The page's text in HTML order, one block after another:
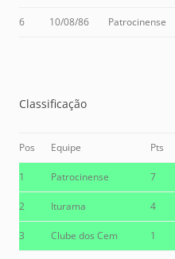
6 10/08/86 Patrocinense
Classificação
Pos Equipe Pts
1 Patrocinense 7
2 Iturama 4
3 Clube dos Cem 1